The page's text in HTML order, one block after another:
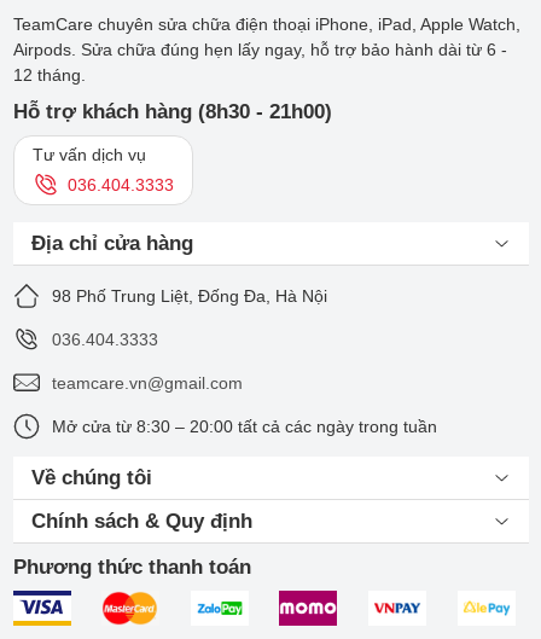
TeamCare chuyên sửa chữa điện thoại iPhone, iPad, Apple Watch,
Airpods. Sửa chữa đúng hẹn lấy ngay, hỗ trợ bảo hành dài từ 6 -
12 tháng.
Hỗ trợ khách hàng (8h30 - 21h00)
Tư vấn dịch vụ
036.404.3333
Địa chỉ cửa hàng
98 Phố Trung Liệt, Đống Đa, Hà Nội
036.404.3333
teamcare.vn@gmail.com
Mở cửa từ 8:30 – 20:00 tất cả các ngày trong tuần
Về chúng tôi
Chính sách & Quy định
Phương thức thanh toán